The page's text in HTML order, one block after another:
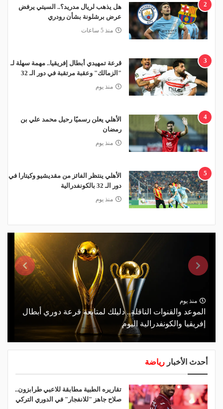
2
هل يذهب لريال مدريد؟.. السيتي يرفض
عرض برشلونة بشأن رودري
منذ 5 ساعات
3
قرعة تمهيدي أبطال إفريقيا.. مهمة سهلة لـ
"الزمالك" وعقبة مرتقبة في دور الـ 32
منذ يوم
4
الأهلي يعلن رسميًا رحيل محمد علي بن
رمضان
منذ يوم
5
الأهلي ينتظر الفائز من مقديشيو وكيتارا في
دور الـ 32 بالكونفدرالية
منذ يوم
منذ يوم
الموعد والقنوات الناقلة.. دليلك لمتابعة قرعة دوري أبطال
إفريقيا والكونفدرالية اليوم
أحدث الأخبار رياضة
تقاريره الطبية مطابقة للاعبي طرابزون..
صلاح جاهز "للانفجار" في الدوري التركي